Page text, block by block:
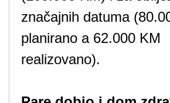
značajnih datuma
planirano a 62.000 KM
realizovano).